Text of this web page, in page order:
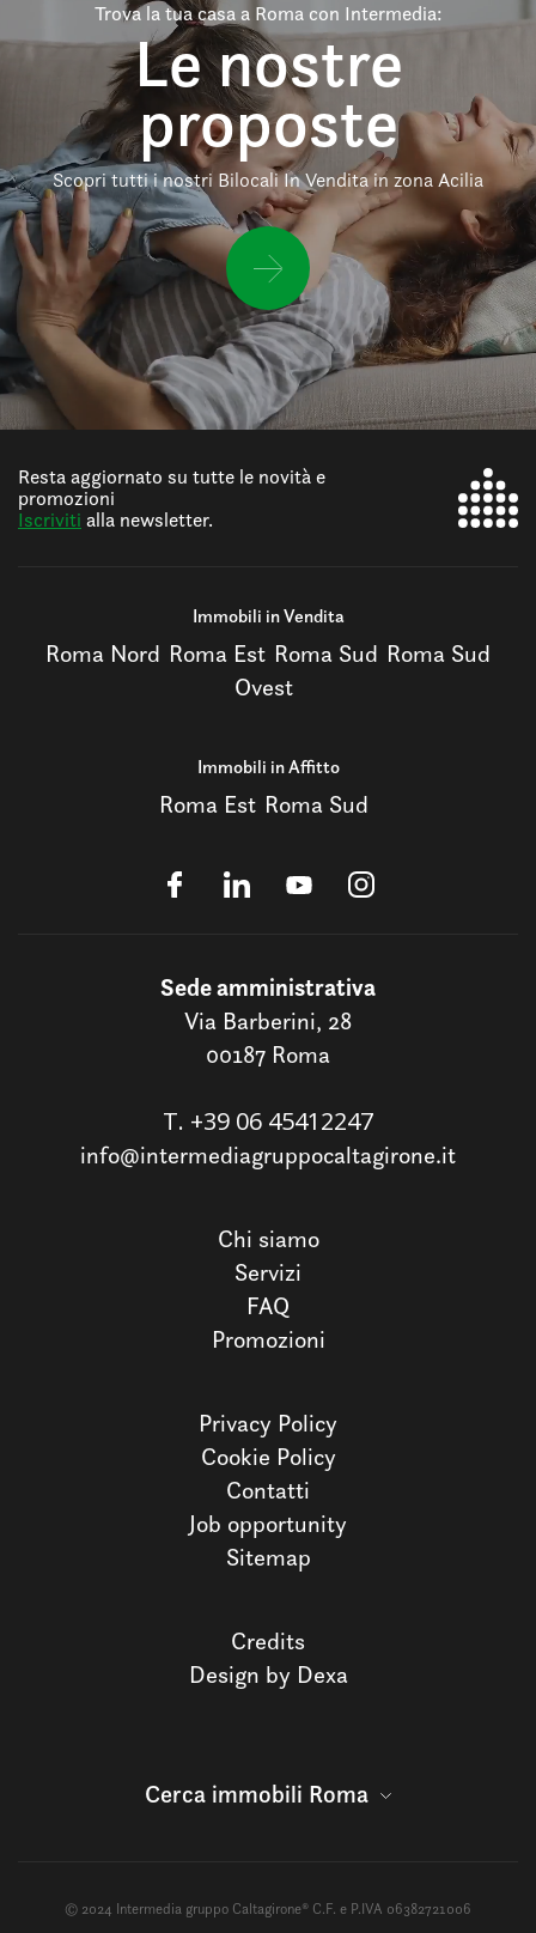
Trova la tua casa a Roma con Intermedia:
Le nostre
proposte
Scopri tutti i nostri Bilocali In Vendita in zona Acilia
Resta aggiornato su tutte le novità e
promozioni
Iscriviti alla newsletter.
Immobili in Vendita
Roma Nord Roma Est Roma Sud Roma Sud
Ovest
Immobili in Affitto
Roma Est Roma Sud
Sede amministrativa
Via Barberini, 28
00187 Roma
T. +39 06 45412247
info@intermediagruppocaltagirone.it
Chi siamo
Servizi
FAQ
Promozioni
Privacy Policy
Cookie Policy
Contatti
Job opportunity
Sitemap
Credits
Design by Dexa
Cerca immobili Roma
© 2024 Intermedia gruppo Caltagirone® C.F. e P.IVA 06382721006